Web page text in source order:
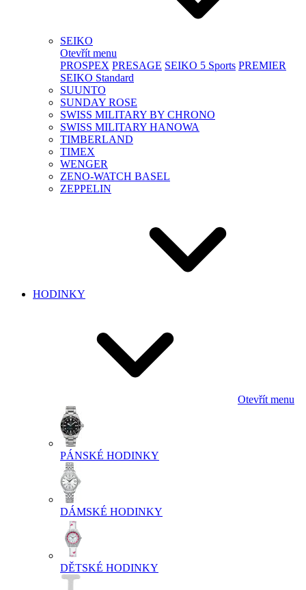
SEIKO
Otevřít menu
PROSPEX PRESAGE SEIKO 5 Sports PREMIER
SEIKO Standard
SUUNTO
SUNDAY ROSE
SWISS MILITARY BY CHRONO
SWISS MILITARY HANOWA
TIMBERLAND
TIMEX
WENGER
ZENO-WATCH BASEL
ZEPPELIN
HODINKY
Otevřít menu
PÁNSKÉ HODINKY
DÁMSKÉ HODINKY
DĚTSKÉ HODINKY